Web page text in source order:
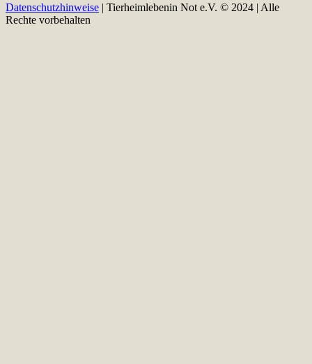
Datenschutzhinweise | Tierheimlebenin Not e.V. © 2024 | Alle
Rechte vorbehalten